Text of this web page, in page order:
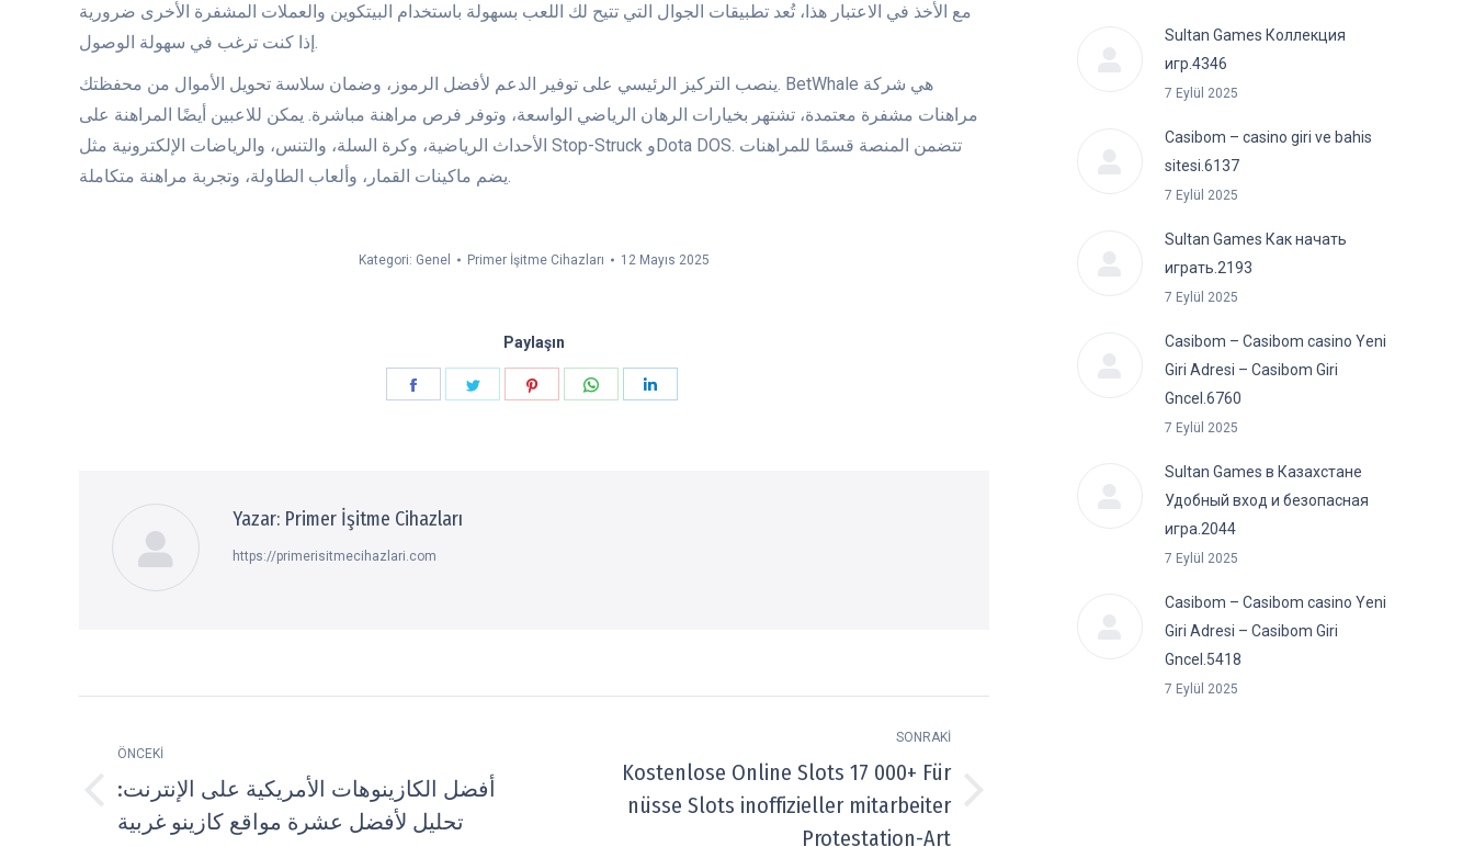
مع الأخذ في الاعتبار هذا، تُعد تطبيقات الجوال التي تتيح لك اللعب بسهولة باستخدام البيتكوين والعملات المشفرة الأخرى ضرورية
إذا كنت ترغب في سهولة الوصول.
ينصب التركيز الرئيسي على توفير الدعم لأفضل الرموز، وضمان سلاسة تحويل الأموال من محفظتك. BetWhale هي شركة
مراهنات مشفرة معتمدة، تشتهر بخيارات الرهان الرياضي الواسعة، وتوفر فرص مراهنة مباشرة. يمكن للاعبين أيضًا المراهنة على
الأحداث الرياضية، وكرة السلة، والتنس، والرياضات الإلكترونية مثل Stop-Struck وDota DOS. تتضمن المنصة قسمًا للمراهنات
يضم ماكينات القمار، وألعاب الطاولة، وتجربة مراهنة متكاملة.
Kategori: Genel Primer İşitme Cihazları 12 Mayıs 2025
Paylaşın
Paylaşın Paylaşın Paylaşın Paylaşın
Yazar: Primer İşitme Cihazları
https://primerisitmecihazlari.com
navigation
ÖNCEKI
Previous
post:
أفضل الكازينوهات الأمريكية على الإنترنت:
تحليل لأفضل عشرة مواقع كازينو غربية
SONRAKI
Kostenlose Online Slots 17 000+ Für
nüsse Slots inoffizieller mitarbeiter
Protestation-Art
Sultan Games Коллекция
игр.4346
7 Eylül 2025
Casibom – casino giri ve bahis
sitesi.6137
7 Eylül 2025
Sultan Games Как начать
играть.2193
7 Eylül 2025
Casibom – Casibom casino Yeni
Giri Adresi – Casibom Giri
Gncel.6760
7 Eylül 2025
Sultan Games в Казахстане
Удобный вход и безопасная
игра.2044
7 Eylül 2025
Casibom – Casibom casino Yeni
Giri Adresi – Casibom Giri
Gncel.5418
7 Eylül 2025